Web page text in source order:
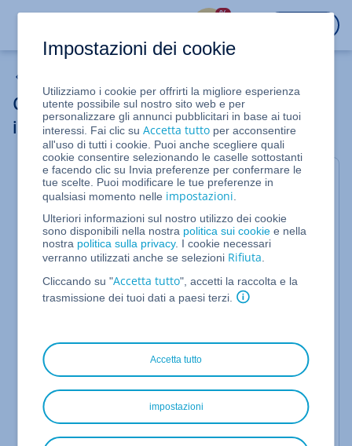
%
Configurare un server con cloud-init:
informazioni generali
Cloud-Init è un software gratuito, disponibile con la
licenza GNU General Public License (GNU GPLv3).
Questo software può elaborare ed eseguire script,
che possono essere caricati sul Cloud Panel, prima
della creazione del server, nella sezione
>
Cloud-Init User Data
. A questo proposito
Script shell
Windows
Impostazioni dei cookie
Utilizziamo i cookie per offrirti la migliore esperienza
utente possibile sul nostro sito web e per
personalizzare gli annunci pubblicitari in base ai tuoi
interessi. Fai clic suAccetta tutto per acconsentire
all'uso di tutti i cookie. Puoi anche scegliere quali
cookie consentire selezionando le caselle sottostanti
e facendo clic su Invia preferenze per confermare le
tue scelte. Puoi modificare le tue preferenze in
qualsiasi momento nelle impostazioni
Ulteriori informazioni sul nostro utilizzo dei cookie
sono disponibili nella nostra politica sui cookie e nella
nostra politica sulla privacy. I cookie necessari
verranno utilizzati anche se selezioni Rifiuta
Cliccando su "Accetta tutto", accetti la raccolta e la
trasmissione dei tuoi dati a paesi terzi.
Accetta tutto
impostazioni